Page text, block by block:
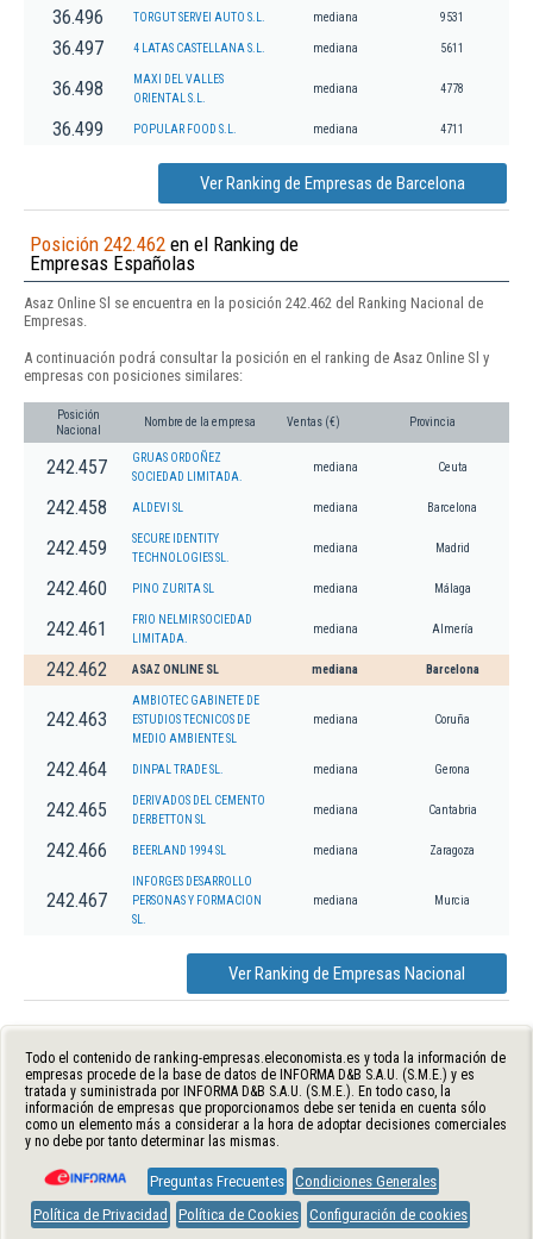
36.496 TORGUT SERVEI AUTO S.L. mediana 9531
36.497 4 LATAS CASTELLANA S.L. mediana 5611
36.498
MAXI DEL VALLES
ORIENTAL S.L.
mediana 4778
36.499 POPULAR FOOD S.L. mediana 4711
Ver Ranking de Empresas de Barcelona
Posición 242.462 en el Ranking de
Empresas Españolas
Asaz Online Sl se encuentra en la posición 242.462 del Ranking Nacional de
Empresas.
A continuación podrá consultar la posición en el ranking de Asaz Online Sl y
empresas con posiciones similares:
Posición
Nacional
Nombre de la empresa Ventas (€) Provincia
242.457
GRUAS ORDOÑEZ
SOCIEDAD LIMITADA.
mediana Ceuta
242.458 ALDEVI SL mediana Barcelona
242.459
SECURE IDENTITY
TECHNOLOGIES SL.
mediana Madrid
242.460 PINO ZURITA SL mediana Málaga
242.461
FRIO NELMIR SOCIEDAD
LIMITADA.
mediana Almería
242.462 ASAZ ONLINE SL mediana Barcelona
242.463
AMBIOTEC GABINETE DE
ESTUDIOS TECNICOS DE
MEDIO AMBIENTE SL
mediana Coruña
242.464 DINPAL TRADE SL. mediana Gerona
242.465
DERIVADOS DEL CEMENTO
DERBETTON SL
mediana Cantabria
242.466 BEERLAND 1994 SL mediana Zaragoza
242.467
INFORGES DESARROLLO
PERSONAS Y FORMACION
SL.
mediana Murcia
Ver Ranking de Empresas Nacional
Todo el contenido de ranking-empresas.eleconomista.es y toda la información de
empresas procede de la base de datos de INFORMA D&B S.A.U. (S.M.E.) y es
tratada y suministrada por INFORMA D&B S.A.U. (S.M.E.). En todo caso, la
información de empresas que proporcionamos debe ser tenida en cuenta sólo
como un elemento más a considerar a la hora de adoptar decisiones comerciales
y no debe por tanto determinar las mismas.
Preguntas Frecuentes Condiciones Generales
Política de Privacidad
Política de Cookies Configuración de cookies